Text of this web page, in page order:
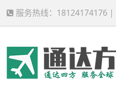
服务热线：18124174176 |